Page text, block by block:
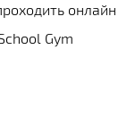
онлайн
Gym